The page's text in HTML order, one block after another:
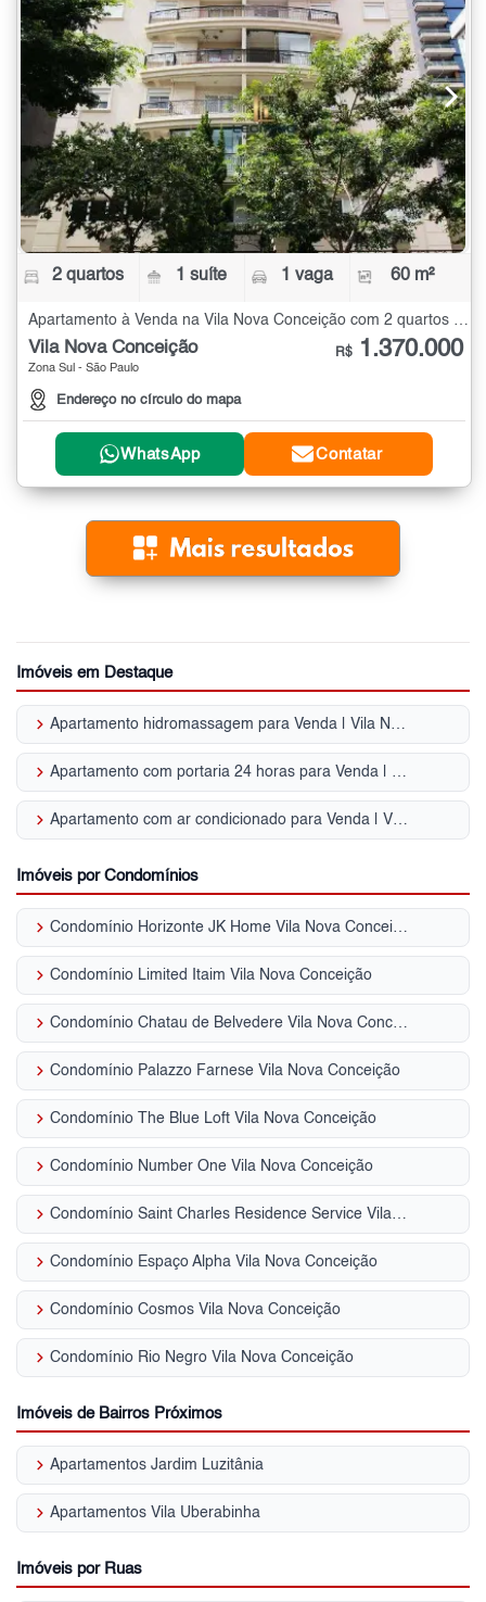
2 quartos 1 suíte 1 vaga 60 m²
Apartamento à Venda na Vila Nova Conceição com 2 quartos - 60 m²
Vila Nova Conceição
Zona Sul - São Paulo
Endereço no círculo do mapa
R$ 1.370.000
WhatsApp Contatar
Imóveis em Destaque
keyboard_arrow_right Apartamento hidromassagem para Venda | Vila Nova Conceição
keyboard_arrow_right Apartamento com portaria 24 horas para Venda | Vila Nova Conceição
keyboard_arrow_right Apartamento com ar condicionado para Venda | Vila Nova Conceição
Imóveis por Condomínios
keyboard_arrow_right Condomínio Horizonte JK Home Vila Nova Conceição
keyboard_arrow_right Condomínio Limited Itaim Vila Nova Conceição
keyboard_arrow_right Condomínio Chatau de Belvedere Vila Nova Conceição
keyboard_arrow_right Condomínio Palazzo Farnese Vila Nova Conceição
keyboard_arrow_right Condomínio The Blue Loft Vila Nova Conceição
keyboard_arrow_right Condomínio Number One Vila Nova Conceição
keyboard_arrow_right Condomínio Saint Charles Residence Service Vila Nova Conceição
keyboard_arrow_right Condomínio Espaço Alpha Vila Nova Conceição
keyboard_arrow_right Condomínio Cosmos Vila Nova Conceição
keyboard_arrow_right Condomínio Rio Negro Vila Nova Conceição
Imóveis de Bairros Próximos
keyboard_arrow_right Apartamentos Jardim Luzitânia
keyboard_arrow_right Apartamentos Vila Uberabinha
Imóveis por Ruas